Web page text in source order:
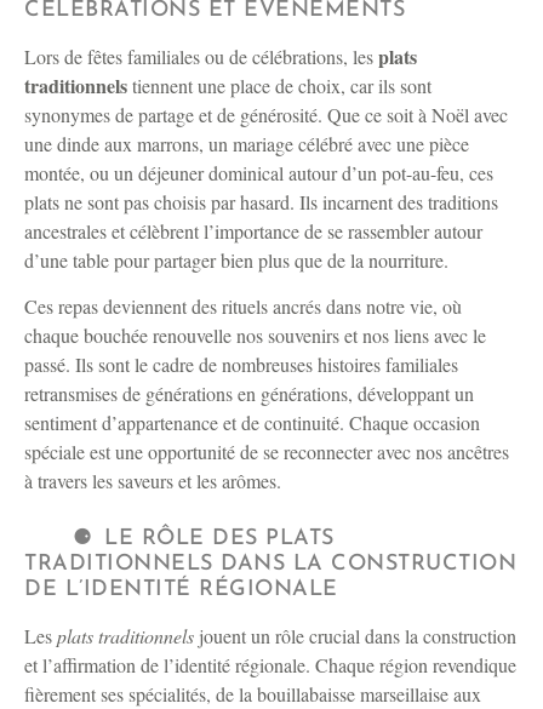
CÉLÉBRATIONS ET ÉVÉNEMENTS
Lors de fêtes familiales ou de célébrations, lesplats
traditionnelstiennent une place de choix, car ils sont
synonymes de partage et de générosité. Que ce soit à Noël avec
une dinde aux marrons, un mariage célébré avec une pièce
montée, ou un déjeuner dominical autour d’un pot-au-feu, ces
plats ne sont pas choisis par hasard. Ils incarnent des traditions
ancestrales et célèbrent l’importance de se rassembler autour
d’une table pour partager bien plus que de la nourriture.
Ces repas deviennent des rituels ancrés dans notre vie, où
chaque bouchée renouvelle nos souvenirs et nos liens avec le
passé. Ils sont le cadre de nombreuses histoires familiales
retransmises de générations en générations, développant un
sentiment d’appartenance et de continuité. Chaque occasion
spéciale est une opportunité de se reconnecter avec nos ancêtres
à travers les saveurs et les arômes.
LE RÔLE DES PLATS
TRADITIONNELS DANS LA CONSTRUCTION
DE L’IDENTITÉ RÉGIONALE
Lesplats traditionnels jouent un rôle crucial dans la construction
et l’affirmation de l’identité régionale. Chaque région revendique
fièrement ses spécialités, de la bouillabaisse marseillaise aux